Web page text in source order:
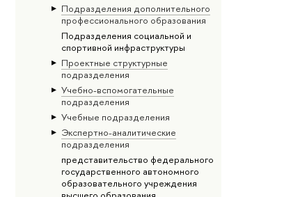
Подразделения дополнительного
профессионального образования
Подразделения социальной и
спортивной инфраструктуры
Проектные структурные
подразделения
Учебно-вспомогательные
подразделения
Учебные подразделения
Экспертно-аналитические
подразделения
представительство федерального
государственного автономного
образовательного учреждения